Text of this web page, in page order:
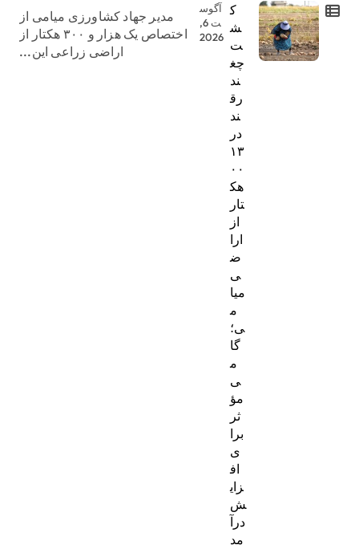
ک
ش
ت
چغ
ند
رق
ند
در
۱۳
۰۰
هک
تار
از
ارا
ض
ی
میا
م
ی؛
گا
م
ی
مؤ
ثر
برا
ی
اف
زای
ش
درآ
مد
آگوس
ت 6,
2026
مدیر جهاد کشاورزی میامی از
اختصاص یک هزار و ۳۰۰ هکتار از
اراضی زراعی این...